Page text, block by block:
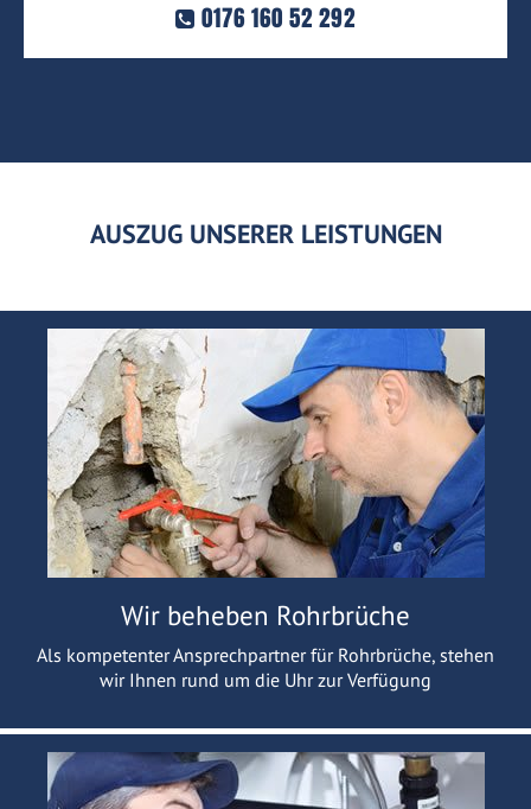
0176 160 52 292
AUSZUG UNSERER LEISTUNGEN
Wir beheben Rohrbrüche
Als kompetenter Ansprechpartner für Rohrbrüche, stehen
wir Ihnen rund um die Uhr zur Verfügung